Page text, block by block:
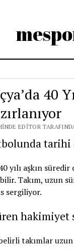
40
EDITOR
tarihi
yılı aşkın
Takım, uzun
sergiliyor.
hakimiyet
takımlar